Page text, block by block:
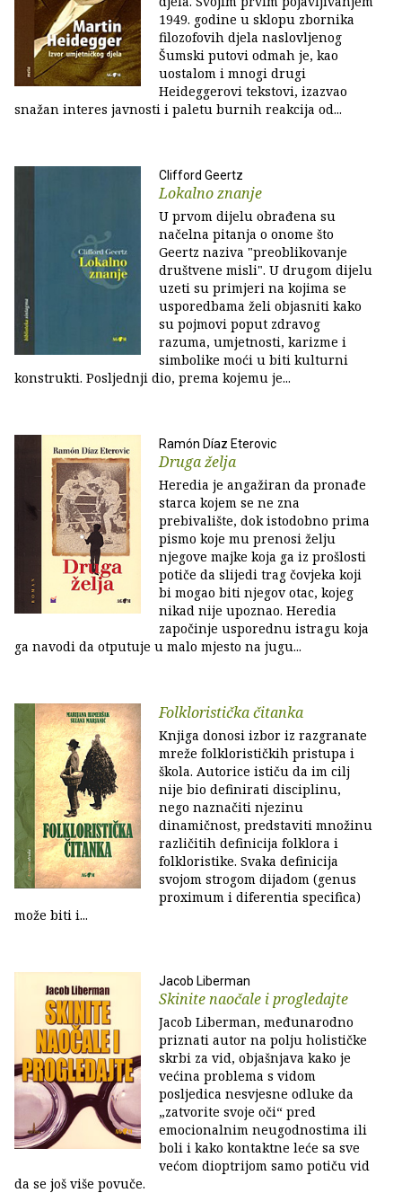
1949. godine u sklopu zbornika
filozofovih djela naslovljenog
Šumski putovi odmah je, kao
uostalom i mnogi drugi
Heideggerovi tekstovi, izazvao
snažan interes javnosti i paletu burnih reakcija od...
Clifford Geertz
Lokalno znanje
U prvom dijelu obrađena su
načelna pitanja o onome što
Geertz naziva "preoblikovanje
društvene misli". U drugom dijelu
uzeti su primjeri na kojima se
usporedbama želi objasniti kako
su pojmovi poput zdravog
razuma, umjetnosti, karizme i
simbolike moći u biti kulturni
konstrukti. Posljednji dio, prema kojemu je...
Ramón Díaz Eterovic
Druga želja
Heredia je angažiran da pronađe
starca kojem se ne zna
prebivalište, dok istodobno prima
pismo koje mu prenosi želju
njegove majke koja ga iz prošlosti
potiče da slijedi trag čovjeka koji
bi mogao biti njegov otac, kojeg
nikad nije upoznao. Heredia
započinje usporednu istragu koja
ga navodi da otputuje u malo mjesto na jugu...
Folkloristička čitanka
Knjiga donosi izbor iz razgranate
mreže folklorističkih pristupa i
škola. Autorice ističu da im cilj
nije bio definirati disciplinu,
nego naznačiti njezinu
dinamičnost, predstaviti množinu
različitih definicija folklora i
folkloristike. Svaka definicija
svojom strogom dijadom (genus
proximum i diferentia specifica)
može biti i...
Jacob Liberman
Skinite naočale i progledajte
Jacob Liberman, međunarodno
priznati autor na polju holističke
skrbi za vid, objašnjava kako je
većina problema s vidom
posljedica nesvjesne odluke da
„zatvorite svoje oči“ pred
emocionalnim neugodnostima ili
boli i kako kontaktne leće sa sve
većom dioptrijom samo potiču vid
da se još više povuče.